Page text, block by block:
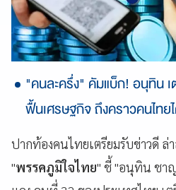
"คนละครึ่ง" คัมแบ็ก! อนุทิน
ฟื้นเศรษฐกิจ ถึงคราวคนไทย
ปากท้องคนไทยเตรียมรับข่าวดี ล่
"พรรคภูมิใจไทย" ชี้ "อนุทิน ชา